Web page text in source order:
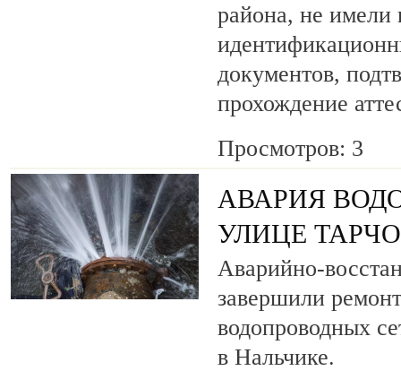
района, не имели
документов,
прохождение
Просмотров: 3
АВАРИЯ
УЛИЦЕ
Аварийно-
завершили
водопроводных
в Нальчике.